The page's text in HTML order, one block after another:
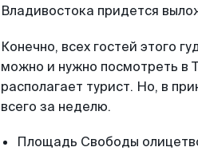
Владивостока придется
Конечно, всех гостей этого
можно и нужно посмотреть в
располагает турист. Но, в
всего за неделю.
Площадь Свободы